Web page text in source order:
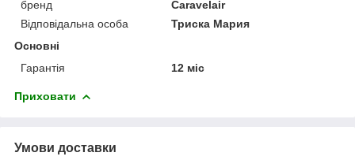
бренд
Caravelair
Відповідальна особа
Триска Мария
Основні
Гарантія
12 міс
Приховати
Умови доставки